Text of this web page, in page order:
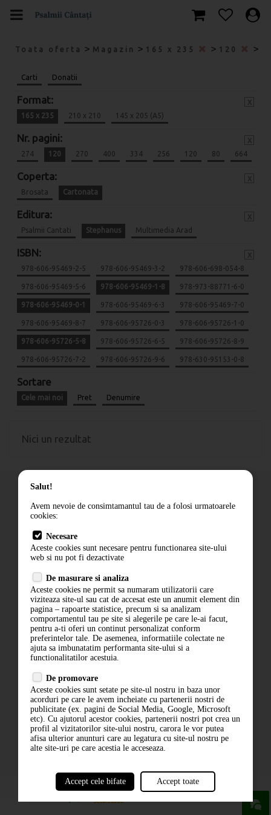
Toata oferta > Magazin > 165 x 235 > 120 >
Carti Donatii
Format:
165 x 235 210 x 210 145 x 205 (A5)
Nr. pagini:
274 120 270 400 334 256 120 80 664
Coperta:
Brosata Cartonata
Editura:
Psalmii Cantati Stephanus Multimedia Arad
ISBN:
978-606-95469-2-5 978-606-95469-3-2 978-606-698-054-8
978-606-95469-5-6 978-606-95469-1-8 978-973-88771-6-0
978-606-95469-0-1 978-606-95469-6-3 978-606-95469-7-0
978-606-95469-8-7 978-606-95726-0-3 978-606-95726-1-0
978-606-95726-5-8 978-606-95726-6-5 978-606-95726-8-9
978-606-95726-7-2 978-606-95726-9-6 978-630-95153-0-8
Sortare
Cele mai noi Pret Denumire
Nici un rezultat
Cum comand
Livrare
Contact
Politica de confidentialitate
ANPC
ABONARE LA NEWSLETTER
ABONARE
Salut!
Avem nevoie de consimtamantul tau de a folosi urmatoarele
cookies:
Necesare
Aceste cookies sunt necesare pentru functionarea site-ului
web si nu pot fi dezactivate
De masurare si analiza
Aceste cookies ne permit sa numaram utilizatorii care
viziteaza site-ul sau cat de accesat este un anumit element din
pagina – rapoarte statistice, precum si sa analizam
comportamentul tau pe site si alegerile pe care le-ai facut,
pentru a-ti oferi un continut personalizat conform
preferintelor tale. De asemenea, informatiile colectate ne
ajuta sa imbunatatim performanta site-ului si a
functionalitatilor acestuia.
De promovare
Aceste cookies sunt setate pe site-ul nostru in baza unor
acorduri pe care le avem incheiate cu partenerii nostri de
publicitate (ex. pagini de Social Media, Google, Microsoft
etc). Cu ajutorul acestor cookies, partenerii nostri pot crea un
profil al vizitatorilor site-ului nostru, carora le vor putea
afisa ulterior anunturi care au legatura cu site-ul nostru pe
alte site-uri pe care acestia le acceseaza.
Accept cele bifate Accept toate